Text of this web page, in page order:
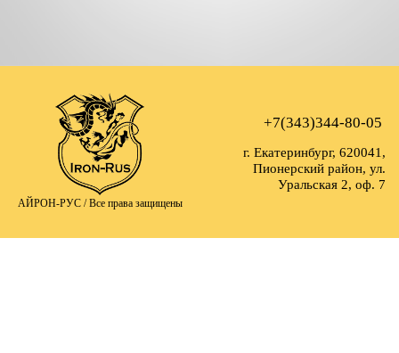
АЙРОН-РУС /Все права защищены
+7(343)344-80-05
г. Екатеринбург, 620041,
Пионерский район, ул.
Уральская 2, оф. 7